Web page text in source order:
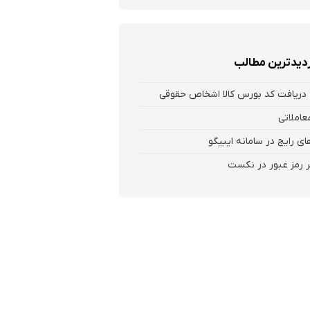
مطالب
دریافت کد بورس کالا اشخاص حقوقی
رایج در سامانه ایبیگو
رمز عبور در نکست